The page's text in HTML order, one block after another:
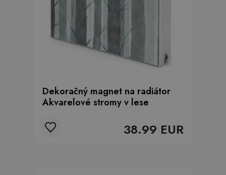
Dekoračný magnet na radiátor
Akvarelové stromy v lese
38.99 EUR